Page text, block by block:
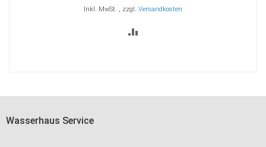
Inkl. MwSt. , zzgl. Versandkosten
Wasserhaus Service